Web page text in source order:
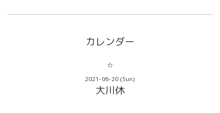
カレンダー
☆
2021-06-20 (Sun)
大川休